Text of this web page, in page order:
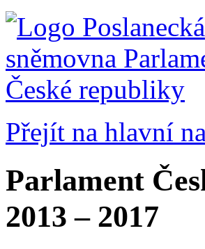
Přejít na hlavní
Parlament
2013 – 2017